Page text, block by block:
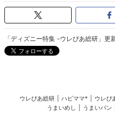
「ディズニー特集 -ウレぴあ総研」更
ウレぴあ総研 ハピママ* ウレぴ
うまいめし
うまいパン